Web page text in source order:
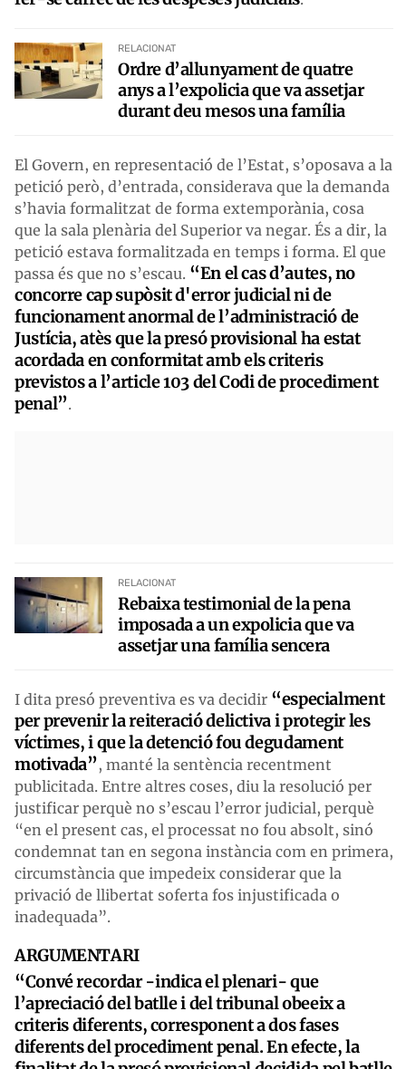
RELACIONAT
Ordre d’allunyament de quatre
anys a l’expolicia que va assetjar
durant deu mesos una família
El Govern, en representació de l’Estat, s’oposava a la
petició però, d’entrada, considerava que la demanda
s’havia formalitzat de forma extemporània, cosa
que la sala plenària del Superior va negar. És a dir, la
petició estava formalitzada en temps i forma. El que
passa és que no s’escau. “En el cas d’autes, no
concorre cap supòsit d'error judicial ni de
funcionament anormal de l’administració de
Justícia, atès que la presó provisional ha estat
acordada en conformitat amb els criteris
previstos a l’article 103 del Codi de procediment
penal”.
RELACIONAT
Rebaixa testimonial de la pena
imposada a un expolicia que va
assetjar una família sencera
I dita presó preventiva es va decidir “especialment
per prevenir la reiteració delictiva i protegir les
víctimes, i que la detenció fou degudament
motivada”, manté la sentència recentment
publicitada. Entre altres coses, diu la resolució per
justificar perquè no s’escau l’error judicial, perquè
“en el present cas, el processat no fou absolt, sinó
condemnat tan en segona instància com en primera,
circumstància que impedeix considerar que la
privació de llibertat soferta fos injustificada o
inadequada”.
ARGUMENTARI
“Convé recordar -indica el plenari- que
l’apreciació del batlle i del tribunal obeeix a
criteris diferents, corresponent a dos fases
diferents del procediment penal. En efecte, la